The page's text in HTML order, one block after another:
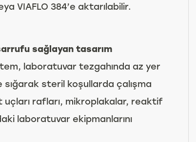
VIAFLO 384’e aktarılabilir.
sağlayan tasarım
laboratuvar tezgahında az yer
steril koşullarda çalışma
uçları rafları, mikroplakalar, reaktif
laboratuvar ekipmanlarını